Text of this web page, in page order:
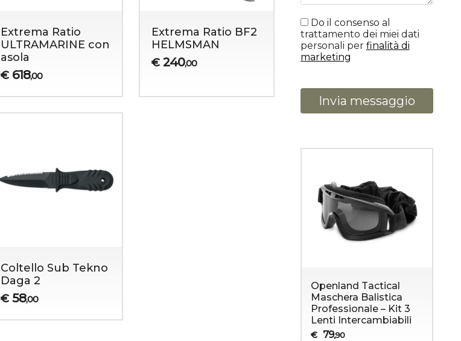
Extrema Ratio
ULTRAMARINE con
asola
€ 618,00
Extrema Ratio BF2
HELMSMAN
€ 240,00
Coltello Sub Tekno
Daga 2
€ 58,00
Do il consenso al
trattamento dei miei dati
personali per finalità di
marketing
Invia messaggio
Openland Tactical
Maschera Balistica
Professionale – Kit 3
Lenti Intercambiabili
€ 79,90